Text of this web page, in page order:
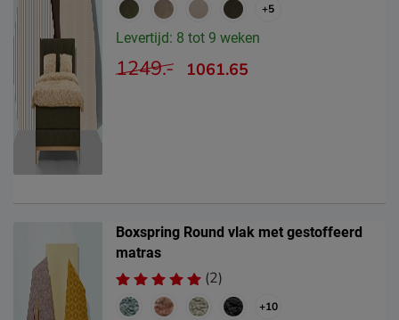
+5
Levertijd: 8 tot 9 weken
1249.- 1061.65
Boxspring Round vlak met gestoffeerd
matras
(2)
+10